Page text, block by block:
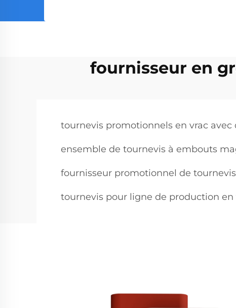
fournisseur en
tournevis promotionnels en vrac avec
ensemble de tournevis à embouts
fournisseur promotionnel de
tournevis pour ligne de production en